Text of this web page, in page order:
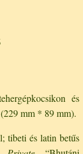
és
mm * 89 mm).
tibeti és latin betűs